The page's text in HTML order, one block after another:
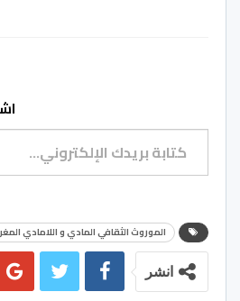
كتابة بريدك الإلكتروني...
الموروث الثقافي المادي و اللامادي
انشر